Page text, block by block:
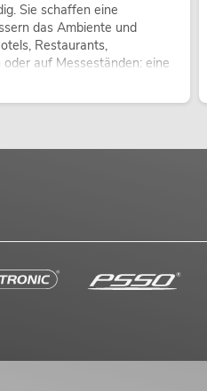
Sie schaffen eine
das Ambiente und
Restaurants,
auf Messeständen: eine
längst zum modernen